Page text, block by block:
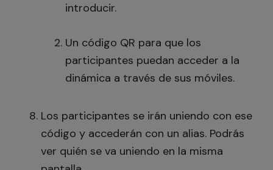
introducir.
Un código QR para que los
participantes puedan acceder a la
dinámica a través de sus móviles.
Los participantes se irán uniendo con ese
código y accederán con un alias. Podrás
ver quién se va uniendo en la misma